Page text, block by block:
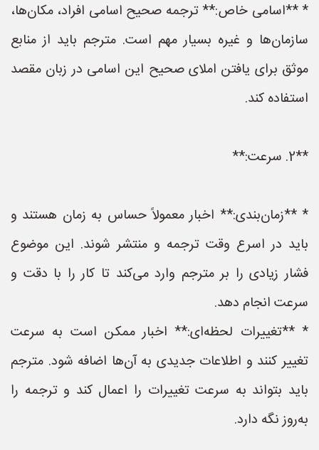
* **اسامی خاص:** ترجمه صحیح اسامی افراد، مکان‌ها،
سازمان‌ها و غیره بسیار مهم است. مترجم باید از منابع
موثق برای یافتن املای صحیح این اسامی در زبان مقصد
استفاده کند.
**2. سرعت:**
* **زمان‌بندی:** اخبار معمولاً حساس به زمان هستند و
باید در اسرع وقت ترجمه و منتشر شوند. این موضوع
فشار زیادی را بر مترجم وارد می‌کند تا کار را با دقت و
سرعت انجام دهد.
* **تغییرات لحظه‌ای:** اخبار ممکن است به سرعت
تغییر کنند و اطلاعات جدیدی به آن‌ها اضافه شود. مترجم
باید بتواند به سرعت تغییرات را اعمال کند و ترجمه را
به‌روز نگه دارد.